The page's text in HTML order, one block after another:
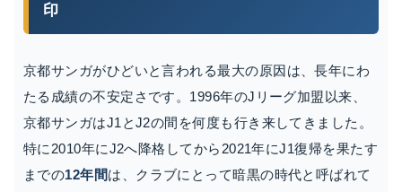
印
京都サンガがひどいと言われる最大の原因は、長年にわ
たる成績の不安定さです。1996年のJリーグ加盟以来、
京都サンガはJ1とJ2の間を何度も行き来してきました。
特に2010年にJ2へ降格してから2021年にJ1復帰を果たす
までの12年間は、クラブにとって暗黒の時代と呼ばれて